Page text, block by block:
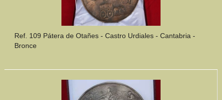
Ref. 109 Pátera de Otañes - Castro Urdiales - Cantabria -
Bronce